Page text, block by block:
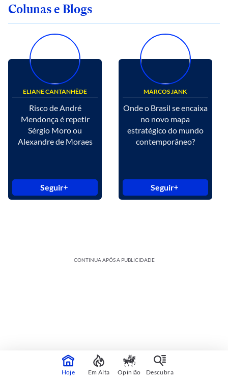
Colunas e Blogs
ELIANE CANTANHÊDE
Risco de André
Mendonça é repetir
Sérgio Moro ou
Alexandre de Moraes
Seguir
MARCOS JANK
Onde o Brasil se encaixa
no novo mapa
estratégico do mundo
contemporâneo?
Seguir
CONTINUA APÓS A PUBLICIDADE
Hoje Em Alta Opinião Descubra